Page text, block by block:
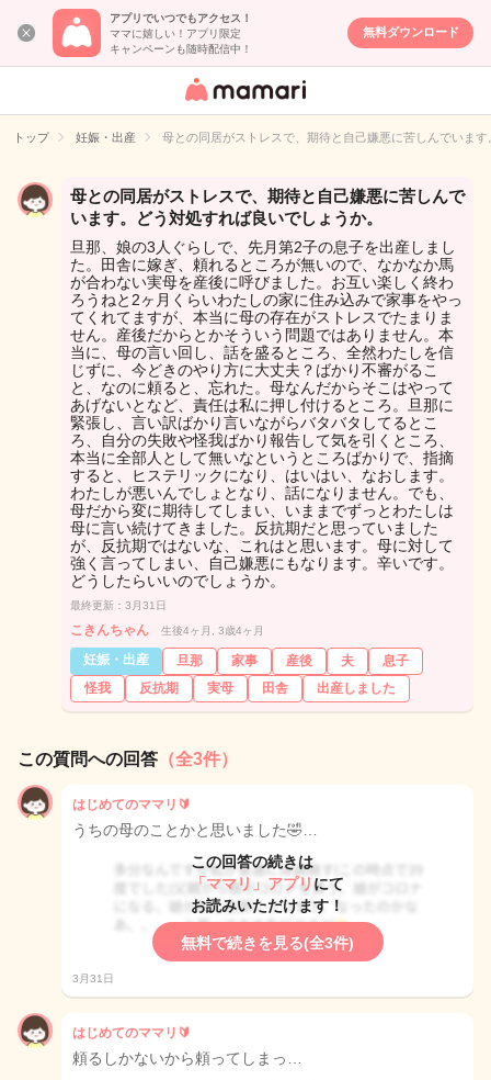
アプリでいつでもアクセス！
ママに嬉しい！アプリ限定
キャンペーンも随時配信中！
無料ダウンロード
女性専用匿名QA
イト
トップ 妊娠・出産 母との同居がストレスで、期待と自己嫌悪に苦しんでいま
母との同居がストレスで、期待と自己嫌悪に苦しんで
います。どう対処すれば良いでしょうか。
旦那、娘の3人ぐらしで、先月第2子の息子を出産しまし
た。田舎に嫁ぎ、頼れるところが無いので、なかなか馬
が合わない実母を産後に呼びました。お互い楽しく終わ
ろうねと2ヶ月くらいわたしの家に住み込みで家事をやっ
てくれてますが、本当に母の存在がストレスでたまりま
せん。産後だからとかそういう問題ではありません。本
当に、母の言い回し、話を盛るところ、全然わたしを信
じずに、今どきのやり方に大丈夫？ばかり不審がるこ
と、なのに頼ると、忘れた。母なんだからそこはやって
あげないとなど、責任は私に押し付けるところ。旦那に
緊張し、言い訳ばかり言いながらバタバタしてるとこ
ろ、自分の失敗や怪我ばかり報告して気を引くところ、
本当に全部人として無いなというところばかりで、指摘
すると、ヒステリックになり、はいはい、なおします。
わたしが悪いんでしょとなり、話になりません。でも、
母だから変に期待してしまい、いままでずっとわたしは
母に言い続けてきました。反抗期だと思っていました
が、反抗期ではないな、これはと思います。母に対して
強く言ってしまい、自己嫌悪にもなります。辛いです。
どうしたらいいのでしょうか。
最終更新：3月31日
こきんちゃん 生後4ヶ月, 3歳4ヶ月
妊娠・出産 旦那 家事 産後 夫
息子
怪我
反抗期 実母 田舎 出産しました
この質問への回答 （全3件）
はじめてのママリ🔰
うちの母のことかと思いました🤣…
この回答の続きは
「ママリ」アプリ にて
お読みいただけます！
無料で続きを見る(全3件)
3月31日
はじめてのママリ🔰
頼るしかないから頼ってしまっ…